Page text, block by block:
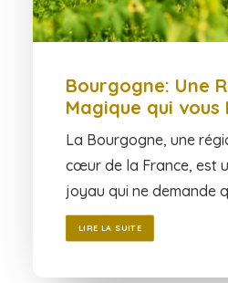
Bourgogne: Une
Magique qui vous
La Bourgogne, une
cœur de la France, est
joyau qui ne demande
LIRE LA SUITE